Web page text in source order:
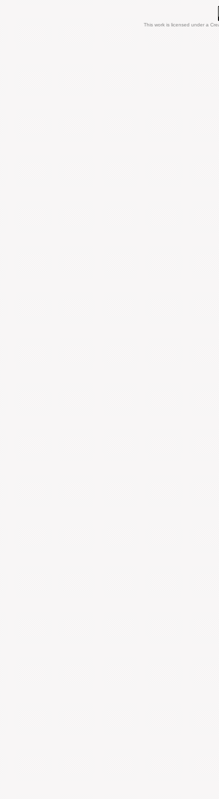
This work is licensed under a